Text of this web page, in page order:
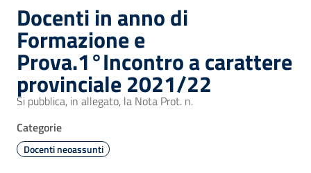
Docenti in anno di
Formazione e
Prova.1°Incontro a carattere
provinciale 2021/22
Si pubblica, in allegato, la Nota Prot. n.
Categorie
Docenti neoassunti